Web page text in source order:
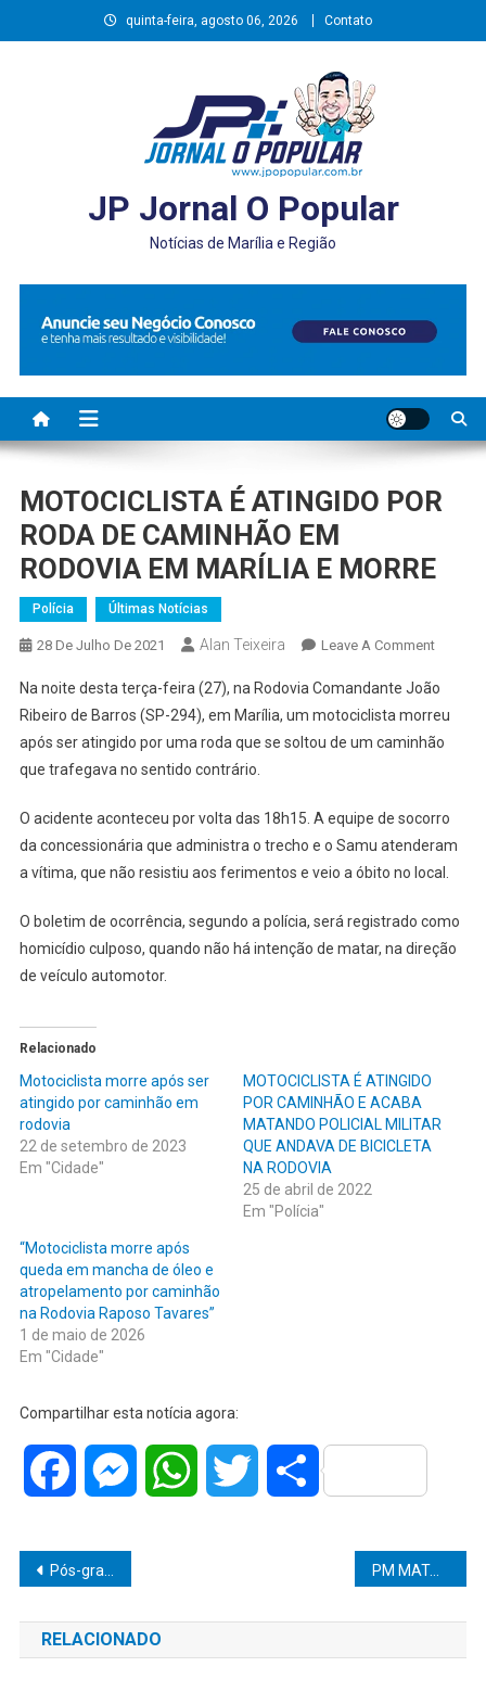
to
quinta-feira, agosto 06, 2026 Contato
JP Jornal O Popular
Notícias de Marília e Região
MOTOCICLISTA É ATINGIDO POR
RODA DE CAMINHÃO EM
RODOVIA EM MARÍLIA E MORRE
Polícia Últimas Notícias
28 De Julho De 2021 Alan Teixeira Leave A CommentOn
É
POR
EM
E
Na noite desta terça-feira (27), na Rodovia Comandante João
Ribeiro de Barros (SP-294), em Marília, um motociclista morreu
após ser atingido por uma roda que se soltou de um caminhão
que trafegava no sentido contrário.
O acidente aconteceu por volta das 18h15. A equipe de socorro
da concessionária que administra o trecho e o Samu atenderam
a vítima, que não resistiu aos ferimentos e veio a óbito no local.
O boletim de ocorrência, segundo a polícia, será registrado como
homicídio culposo, quando não há intenção de matar, na direção
de veículo automotor.
Relacionado
Motociclista morre após ser
atingido por caminhão em
rodovia
22 de setembro de 2023
Em "Cidade"
MOTOCICLISTA É ATINGIDO
POR CAMINHÃO E ACABA
MATANDO POLICIAL MILITAR
QUE ANDAVA DE BICICLETA
NA RODOVIA
25 de abril de 2022
Em "Polícia"
“Motociclista morre após
queda em mancha de óleo e
atropelamento por caminhão
na Rodovia Raposo Tavares”
1 de maio de 2026
Em "Cidade"
Compartilhar esta notícia agora:
Facebook MessengerWhatsAppTwitter Share
Navegação
de
Post
Pós-graduação Unimar oferece oito cursos de especialização em diferentes áreas médicas PM MATA MÉDICO A TIROS EM CASA NOTURNA NO MARANHÃO
RELACIONADO